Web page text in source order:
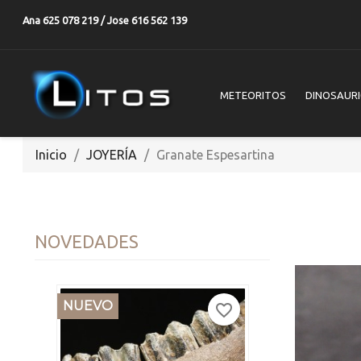
Ana 625 078 219 / Jose 616 562 139
METEORITOS
Inicio JOYERÍA Granate Espesartina
NOVEDADES
NUEVO favorite_border